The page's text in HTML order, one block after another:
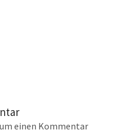
einen Kommentar